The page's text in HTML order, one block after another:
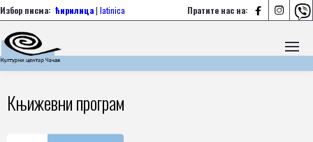
Пратите нас на:   
Избор писма: ћирилица| latinica
Књижевни програм